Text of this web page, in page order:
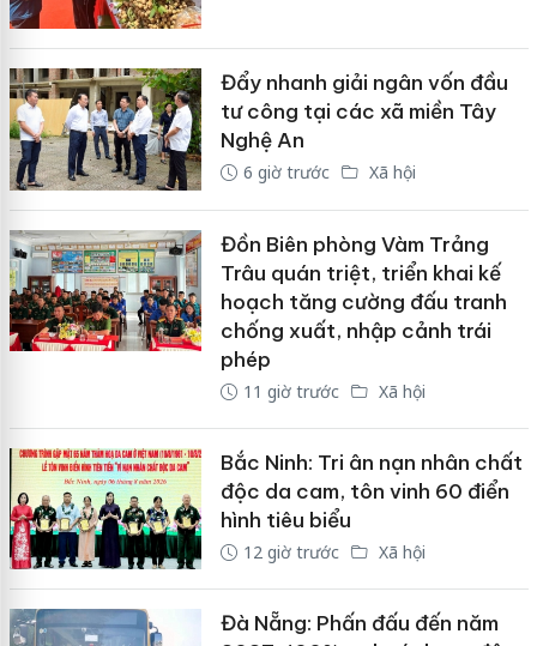
Đẩy nhanh giải ngân vốn đầu
tư công tại các xã miền Tây
Nghệ An
6 giờ trước Xã hội
Đồn Biên phòng Vàm Trảng
Trâu quán triệt, triển khai kế
hoạch tăng cường đấu tranh
chống xuất, nhập cảnh trái
phép
11 giờ trước Xã hội
Bắc Ninh: Tri ân nạn nhân chất
độc da cam, tôn vinh 60 điển
hình tiêu biểu
12 giờ trước Xã hội
Đà Nẵng: Phấn đấu đến năm